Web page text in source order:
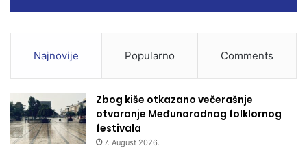
Najnovije Popularno Comments
Zbog kiše otkazano večerašnje
otvaranje Međunarodnog folklornog
festivala
7. August 2026.